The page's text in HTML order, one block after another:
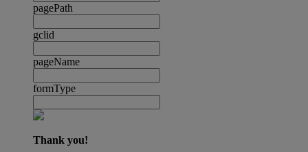
pagePath
gclid
pageName
formType
Thank you!